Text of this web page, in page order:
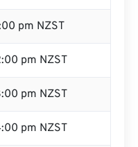
pm NZST
pm NZST
pm NZST
pm NZST